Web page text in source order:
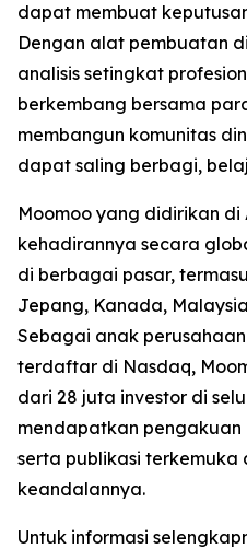
dapat membuat
Dengan alat pembuatan
analisis setingkat
berkembang bersama
membangun komunitas
dapat saling berbagi,
Moomoo yang didirikan di
kehadirannya secara
di berbagai pasar,
Jepang, Kanada,
Sebagai anak
terdaftar di Nasdaq,
dari 28 juta investor di
mendapatkan
serta publikasi terkemuka
keandalannya.
Untuk informasi